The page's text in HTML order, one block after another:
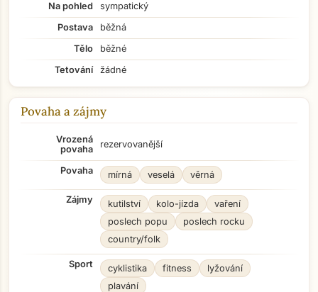
Na pohled
sympatický
Postava
běžná
Tělo
běžné
Tetování
žádné
Povaha a zájmy
Vrozená
povaha
rezervovanější
Povaha mírná veselá věrná
Zájmy kutilství kolo-jízda
vaření
poslech popu
poslech rocku
country/folk
Sport cyklistika fitness
lyžování
plavání